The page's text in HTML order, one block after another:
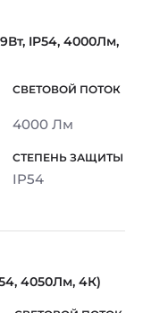
IP54, 4000Лм,
4000 Лм
IP54
4050Лм, 4К)